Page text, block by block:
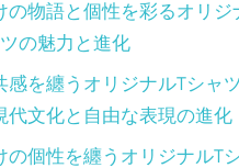
の物語と個性を彩るオリジ
の魅力と進化
感を纏うオリジナルTシャツ
代文化と自由な表現の進化
の個性を纏うオリジナルT